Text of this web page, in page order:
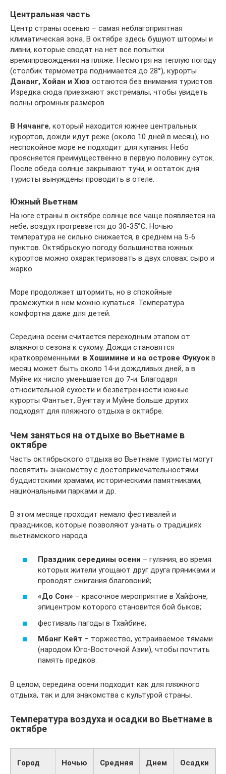
Центральная часть
Центр страны осенью – самая неблагоприятная
климатическая зона. В октябре здесь бушуют штормы и
ливни, которые сводят на нет все попытки
времяпровождения на пляже. Несмотря на теплую погоду
(столбик термометра поднимается до 28°), курорты
Дананг, Хойан и Хюэ остаются без внимания туристов.
Изредка сюда приезжают экстремалы, чтобы увидеть
волны огромных размеров.
В Нячанге, который находится южнее центральных
курортов, дожди идут реже (около 10 дней в месяц), но
неспокойное море не подходит для купания. Небо
проясняется преимущественно в первую половину суток.
После обеда солнце закрывают тучи, и остаток дня
туристы вынуждены проводить в отеле.
Южный Вьетнам
На юге страны в октябре солнце все чаще появляется на
небе; воздух прогревается до 30-35°C. Ночью
температура не сильно снижается, в среднем на 5-6
пунктов. Октябрьскую погоду большинства южных
курортов можно охарактеризовать в двух словах: сыро и
жарко.
Море продолжает штормить, но в спокойные
промежутки в нем можно купаться. Температура
комфортна даже для детей.
Середина осени считается переходным этапом от
влажного сезона к сухому. Дожди становятся
кратковременными: в Хошимине и на острове Фукуокв
месяц может быть около 14-и дождливых дней, а в
Муйне их число уменьшается до 7-и. Благодаря
относительной сухости и безветренности южные
курорты Фантьет, Вунгтау и Муйне больше других
подходят для пляжного отдыха в октябре.
Чем заняться на отдыхе во Вьетнаме в
октябре
Часть октябрьского отдыха во Вьетнаме туристы могут
посвятить знакомству с достопримечательностями:
буддистскими храмами, историческими памятниками,
национальными парками и др.
В этом месяце проходит немало фестивалей и
праздников, которые позволяют узнать о традициях
вьетнамского народа:
Праздник середины осени – гуляния, во время
которых жители угощают друг друга пряниками и
проводят сжигания благовоний;
«До Сон» – красочное мероприятие в Хайфоне,
эпицентром которого становится бой быков;
фестиваль пагоды в Тхайбине;
Мбанг Кейт – торжество, устраиваемое тямами
(народом Юго-Восточной Азии), чтобы почтить
память предков.
В целом, середина осени подходит как для пляжного
отдыха, так и для знакомства с культурой страны.
Температура воздуха и осадки во Вьетнаме в
октябре
Город Ночью Средняя Днем Осадки